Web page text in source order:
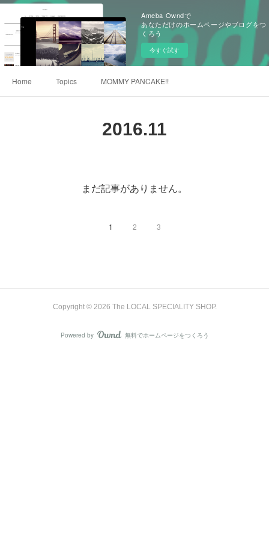
Ameba Owndで
あなただけのホームページやブログをつ
くろう
今すぐ試す
Home Topics MOMMY PANCAKE!!
2016.11
まだ記事がありません。
1 2 3
Copyright © 2026 The LOCAL SPECIALITY SHOP.
Powered by AmebaOwnd
無料でホームページをつくろう